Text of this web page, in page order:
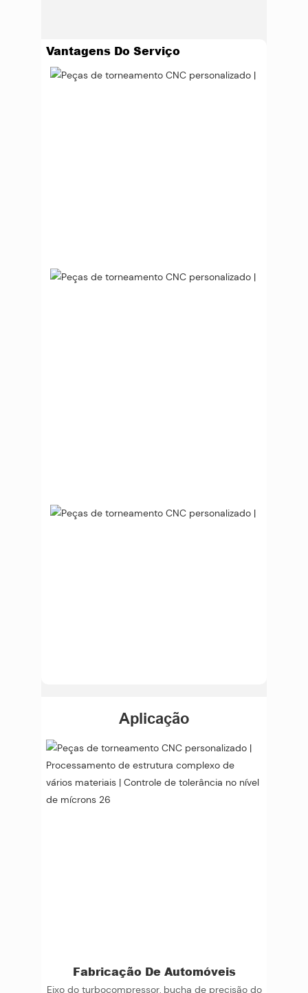
Vantagens Do Serviço
Aplicação
Fabricação De Automóveis
Eixo do turbocompressor, bucha de precisão do